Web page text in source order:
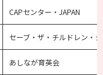
CAPセンター・JAPAN
セーブ・ザ・チルドレン・
あしなが育英会